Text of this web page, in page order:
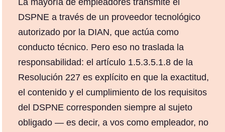
La mayoría de empleadores transmite el
DSPNE a través de un proveedor tecnológico
autorizado por la DIAN, que actúa como
conducto técnico. Pero eso no traslada la
responsabilidad: el artículo 1.5.3.5.1.8 de la
Resolución 227 es explícito en que la exactitud,
el contenido y el cumplimiento de los requisitos
del DSPNE corresponden siempre al sujeto
obligado — es decir, a vos como empleador, no